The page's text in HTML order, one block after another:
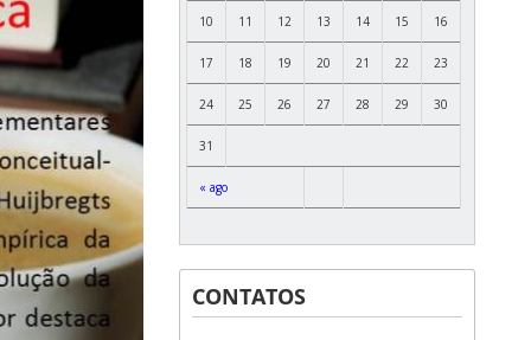
« ago
10 11 12 13 14 15 16
17 18 19 20 21 22 23
24 25 26 27 28 29 30
31
CONTATOS